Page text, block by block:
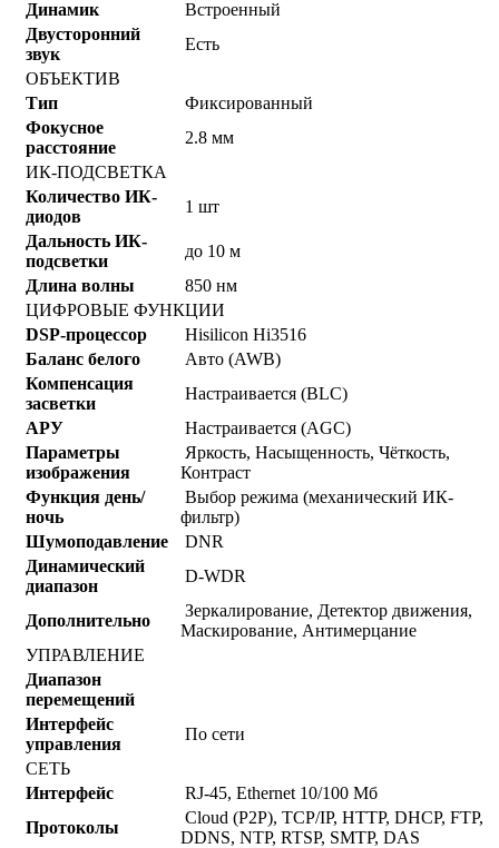
Динамик
Встроенный
Двусторонний
звук
Есть
ОБЪЕКТИВ
Тип
Фиксированный
Фокусное
расстояние
2.8 мм
ИК-ПОДСВЕТКА
Количество ИК-
диодов
1 шт
Дальность ИК-
подсветки
до 10 м
Длина волны
850 нм
ЦИФРОВЫЕ ФУНКЦИИ
DSP-процессор
Hisilicon Hi3516
Баланс белого
Авто (AWB)
Компенсация
засветки
Настраивается (BLC)
АРУ
Настраивается (AGC)
Параметры
изображения
Яркость, Насыщенность, Чёткость,
Контраст
Функция день/
ночь
Выбор режима (механический ИК-
фильтр)
Шумоподавление
DNR
Динамический
диапазон
D-WDR
Дополнительно
Зеркалирование, Детектор движения,
Маскирование, Антимерцание
УПРАВЛЕНИЕ
Диапазон
перемещений
Интерфейс
управления
По сети
СЕТЬ
Интерфейс
RJ-45, Ethernet 10/100 Мб
Протоколы
Cloud (P2P), TCP/IP, HTTP, DHCP, FTP,
DDNS, NTP, RTSP, SMTP, DAS